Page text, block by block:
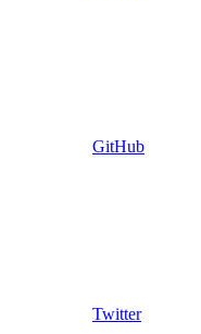
GitHub
Twitter